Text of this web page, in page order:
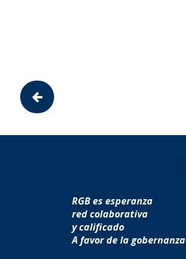
RGB es esperanza
red colaborativa
y calificado
A favor de la gobernanza